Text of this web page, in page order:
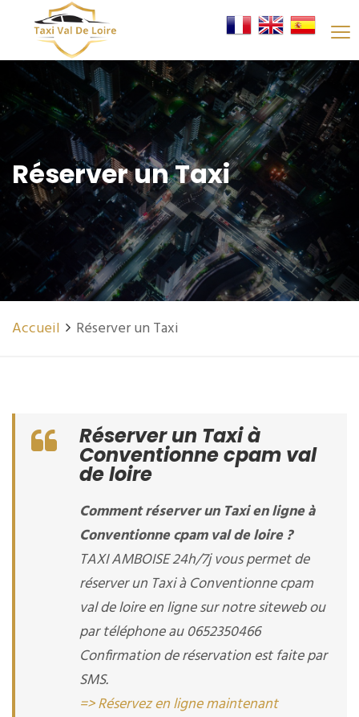
Réserver un Taxi
Accueil Réserver un Taxi
Réserver un Taxi à
Conventionne cpam val
de loire
Comment réserver un Taxi en ligne à
Conventionne cpam val de loire ?
TAXI AMBOISE 24h/7j vous permet de
réserver un Taxi à Conventionne cpam
val de loire en ligne sur notre siteweb ou
par téléphone au 0652350466
Confirmation de réservation est faite par
SMS.
=> Réservez en ligne maintenant